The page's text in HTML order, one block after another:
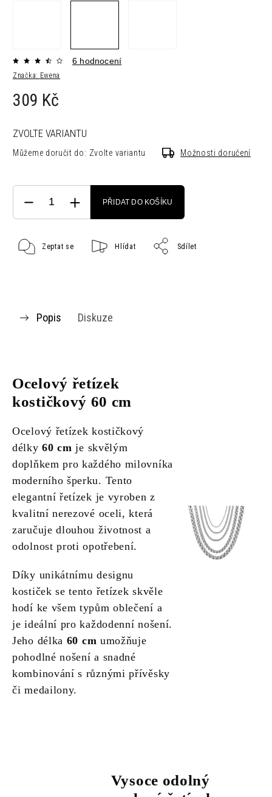
Značka: Ewena
6 hodnocení
309 Kč
ZVOLTE VARIANTU
Můžeme doručit do: Zvolte variantu Možnosti doručení
PŘIDAT DO KOŠÍKU
Zeptat se Hlídat Sdílet
Popis Diskuze
Ocelový řetízek
kostičkový 60 cm
Ocelový řetízek kostičkový
délky60 cm je skvělým
doplňkem pro každého milovníka
moderního šperku. Tento
elegantní řetízek je vyroben z
kvalitní nerezové oceli, která
zaručuje dlouhou životnost a
odolnost proti opotřebení.
Díky unikátnímu designu
kostiček se tento řetízek skvěle
hodí ke všem typům oblečení a
je ideální pro každodenní nošení.
Jeho délka 60 cm umožňuje
pohodlné nošení a snadné
kombinování s různými přívěsky
či medailony.
Vysoce odolný